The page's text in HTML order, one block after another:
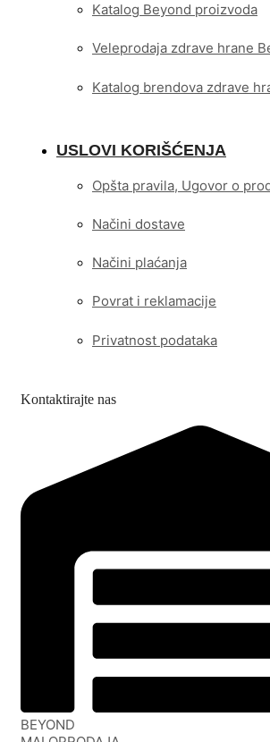
Katalog Beyond proizvoda
Veleprodaja zdrave hrane
Katalog brendova zdrave
USLOVI KORIŠĆENJA
Opšta pravila, Ugovor o
Načini dostave
Načini plaćanja
Povrat i reklamacije
Privatnost podataka
Kontaktirajte nas
BEYOND